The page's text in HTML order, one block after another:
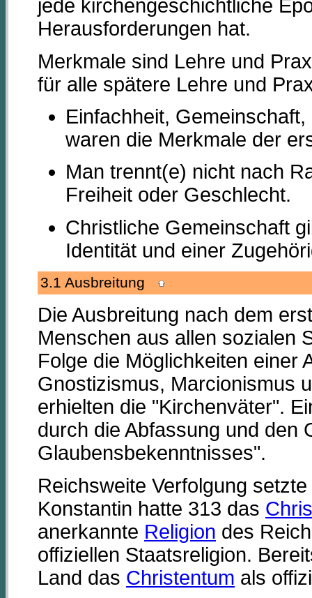
jede kirchengeschichtliche
Herausforderungen hat.
Merkmale sind Lehre und
für alle spätere Lehre und
Einfachheit,
waren die Merkmale der
Man trennt(e) nicht nach
Freiheit oder Geschlecht.
Christliche Gemeinschaft
Identität und einer
3.1 Ausbreitung
Die Ausbreitung nach dem
Menschen aus allen sozialen
Folge die Möglichkeiten einer
Gnostizismus, Marcionismus
erhielten die "Kirchenväter".
durch die Abfassung und den
Glaubensbekenntnisses".
Reichsweite Verfolgung
Konstantin hatte 313 das
anerkannte Religion des
offiziellen Staatsreligion.
Land das Christentum als